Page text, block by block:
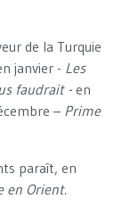
de la Turquie
janvier - Les
faudrait - en
– Prime
paraît, en
en Orient.